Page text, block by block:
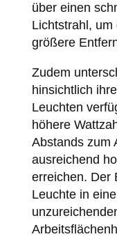
über einen
Lichtstrahl,
größere
Zudem
hinsichtlich
Leuchten
höhere
Abstands zum
ausreichend
erreichen. Der
Leuchte in